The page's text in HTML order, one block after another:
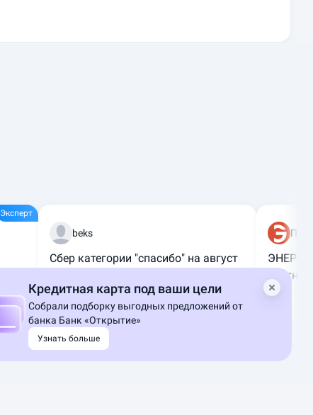
Кредитная карта под ваши цели
Собрали подборку выгодных предложений от
банка Банк «Открытие»
Узнать больше
beks
Сбер категории "спасибо" на август
15
ПАО